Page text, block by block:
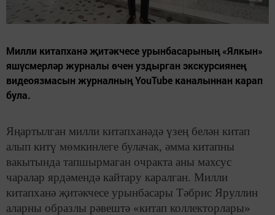
Милли китапханә җитәкчесе урынбасарының «Ялкын»
яшүсмерләр журналы өчен уздырган экскурсиянең
видеоязмасын журналның YouTube каналыннан карап
була.
Яңартылган милли китапханәдә үзең белән китап
алып китү мөмкинлеге булачак, әмма китапны
вакытында тапшырмаган очракта аны махсус
чаралар ярдәмендә кайтару каралган. Милли
китапханә җитәкчесе урынбасары Тәбрис Яруллин
аларны образлы рәвештә «китап коллекторлары»